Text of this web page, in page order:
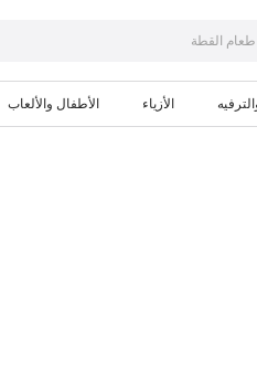
الأطفال والألعاب الأزياء